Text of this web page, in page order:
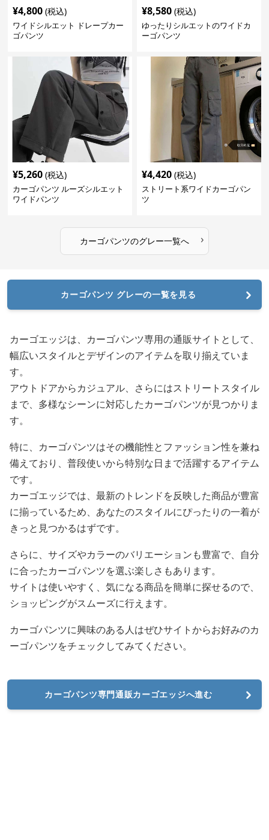
¥4,800 (税込)
ワイドシルエット ドレープカー
ゴパンツ
¥8,580 (税込)
ゆったりシルエットのワイドカ
ーゴパンツ
¥5,260 (税込)
カーゴパンツ ルーズシルエット
ワイドパンツ
¥4,420 (税込)
ストリート系ワイドカーゴパン
ツ
カーゴパンツのグレー一覧へ ›
カーゴパンツ グレーの一覧を見る
カーゴエッジは、カーゴパンツ専用の通販サイトとして、
幅広いスタイルとデザインのアイテムを取り揃えていま
す。
アウトドアからカジュアル、さらにはストリートスタイル
まで、多様なシーンに対応したカーゴパンツが見つかりま
す。
特に、カーゴパンツはその機能性とファッション性を兼ね
備えており、普段使いから特別な日まで活躍するアイテム
です。
カーゴエッジでは、最新のトレンドを反映した商品が豊富
に揃っているため、あなたのスタイルにぴったりの一着が
きっと見つかるはずです。
さらに、サイズやカラーのバリエーションも豊富で、自分
に合ったカーゴパンツを選ぶ楽しさもあります。
サイトは使いやすく、気になる商品を簡単に探せるので、
ショッピングがスムーズに行えます。
カーゴパンツに興味のある人はぜひサイトからお好みのカ
ーゴパンツをチェックしてみてください。
カーゴパンツ専門通販カーゴエッジへ進む